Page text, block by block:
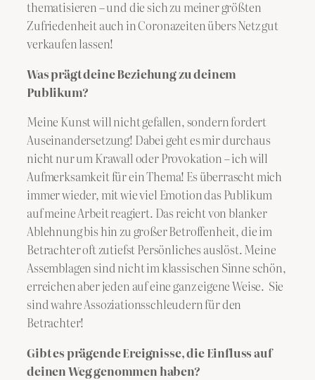
thematisieren – und die sich zu meiner größten
Zufriedenheit auch in Coronazeiten übers Netz gut
verkaufen lassen!
Was prägt deine Beziehung zu deinem
Publikum?
Meine Kunst will nicht gefallen, sondern fordert
Auseinandersetzung! Dabei geht es mir durchaus
nicht nur um Krawall oder Provokation – ich will
Aufmerksamkeit für ein Thema! Es überrascht mich
immer wieder, mit wie viel Emotion das Publikum
auf meine Arbeit reagiert. Das reicht von blanker
Ablehnung bis hin zu großer Betroffenheit, die im
Betrachter oft zutiefst Persönliches auslöst. Meine
Assemblagen sind nicht im klassischen Sinne schön,
erreichen aber jeden auf eine ganz eigene Weise. Sie
sind wahre Assoziationsschleudern für den
Betrachter!
Gibt es prägende Ereignisse, die Einfluss auf
deinen Weg genommen haben?